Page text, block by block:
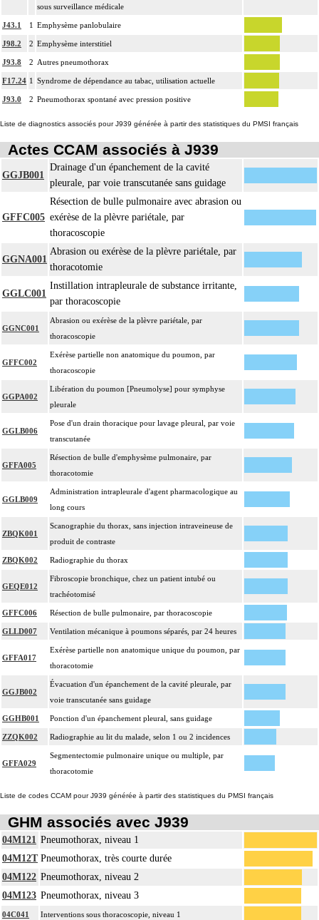
sous surveillance médicale
J43.1 1 Emphysème panlobulaire
J98.2 2 Emphysème interstitiel
J93.8 2 Autres pneumothorax
F17.24 1 Syndrome de dépendance au tabac, utilisation actuelle
J93.0 2 Pneumothorax spontané avec pression positive
Liste de diagnostics associés pour J939 générée à partir des statistiques du PMSI français
Actes CCAM associés à J939
GGJB001
Drainage d'un épanchement de la cavité
pleurale, par voie transcutanée sans guidage
GFFC005
Résection de bulle pulmonaire avec abrasion ou
exérèse de la plèvre pariétale, par
thoracoscopie
GGNA001
Abrasion ou exérèse de la plèvre pariétale, par
thoracotomie
GGLC001
Instillation intrapleurale de substance irritante,
par thoracoscopie
GGNC001
Abrasion ou exérèse de la plèvre pariétale, par
thoracoscopie
GFFC002
Exérèse partielle non anatomique du poumon, par
thoracoscopie
GGPA002
Libération du poumon [Pneumolyse] pour symphyse
pleurale
GGLB006
Pose d'un drain thoracique pour lavage pleural, par voie
transcutanée
GFFA005
Résection de bulle d'emphysème pulmonaire, par
thoracotomie
GGLB009
Administration intrapleurale d'agent pharmacologique au
long cours
ZBQK001
Scanographie du thorax, sans injection intraveineuse de
produit de contraste
ZBQK002 Radiographie du thorax
GEQE012
Fibroscopie bronchique, chez un patient intubé ou
trachéotomisé
GFFC006 Résection de bulle pulmonaire, par thoracoscopie
GLLD007 Ventilation mécanique à poumons séparés, par 24 heures
GFFA017
Exérèse partielle non anatomique unique du poumon, par
thoracotomie
GGJB002
Évacuation d'un épanchement de la cavité pleurale, par
voie transcutanée sans guidage
GGHB001 Ponction d'un épanchement pleural, sans guidage
ZZQK002 Radiographie au lit du malade, selon 1 ou 2 incidences
GFFA029
Segmentectomie pulmonaire unique ou multiple, par
thoracotomie
Liste de codes CCAM pour J939 générée à partir des statistiques du PMSI français
GHM associés avec J939
04M121 Pneumothorax, niveau 1
04M12T Pneumothorax, très courte durée
04M122 Pneumothorax, niveau 2
04M123 Pneumothorax, niveau 3
04C041 Interventions sous thoracoscopie, niveau 1